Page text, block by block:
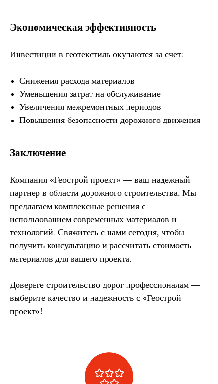
Экономическая эффективность
Инвестиции в геотекстиль окупаются за счет:
Снижения расхода материалов
Уменьшения затрат на обслуживание
Увеличения межремонтных периодов
Повышения безопасности дорожного движения
Заключение
Компания «Геострой проект» — ваш надежный
партнер в области дорожного строительства. Мы
предлагаем комплексные решения с
использованием современных материалов и
технологий. Свяжитесь с нами сегодня, чтобы
получить консультацию и рассчитать стоимость
материалов для вашего проекта.
Доверьте строительство дорог профессионалам —
выберите качество и надежность с «Геострой
проект»!